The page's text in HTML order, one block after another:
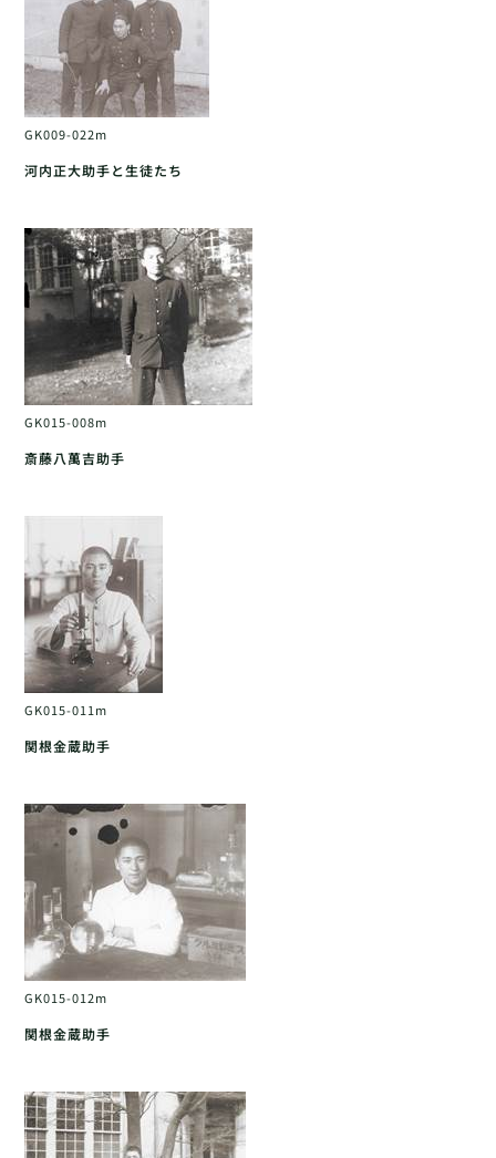
GK009-022m
河内正大助手と生徒たち
GK015-008m
斎藤八萬吉助手
GK015-011m
関根金蔵助手
GK015-012m
関根金蔵助手